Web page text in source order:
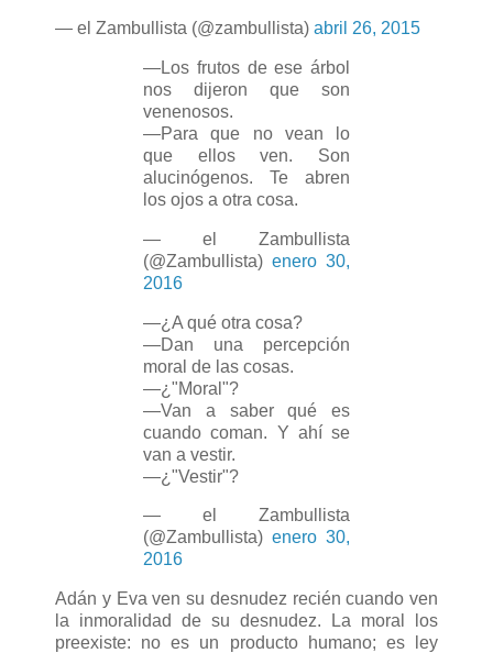
— el Zambullista (@zambullista) abril 26, 2015
—Los frutos de ese árbol
nos dijeron que son
venenosos.
—Para que no vean lo
que ellos ven. Son
alucinógenos. Te abren
los ojos a otra cosa.
— el Zambullista
(@Zambullista) enero 30,
2016
—¿A qué otra cosa?
—Dan una percepción
moral de las cosas.
—¿"Moral"?
—Van a saber qué es
cuando coman. Y ahí se
van a vestir.
—¿"Vestir"?
— el Zambullista
(@Zambullista) enero 30,
2016
Adán y Eva ven su desnudez recién cuando ven
la inmoralidad de su desnudez. La moral los
preexiste: no es un producto humano; es ley